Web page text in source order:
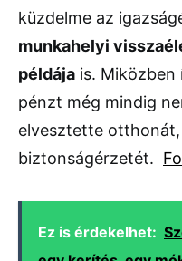
küzdelme az
munkahelyi
példája is. Miközben
pénzt még mindig
elvesztette
biztonságérzetét.
Ez is érdekelhet: